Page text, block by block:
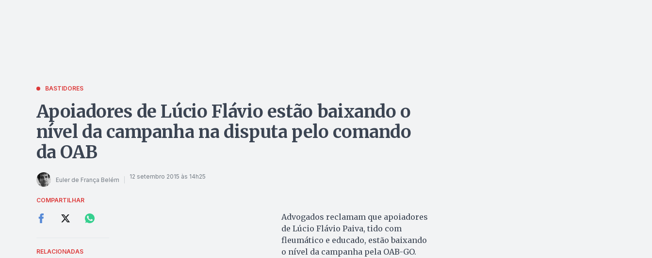
BASTIDORES
Apoiadores de Lúcio Flávio estão baixando o
nível da campanha na disputa pelo comando
da OAB
Euler de França Belém 12 setembro 2015 às 14h25
COMPARTILHAR
RELACIONADAS
Advogados reclamam que apoiadores
de Lúcio Flávio Paiva, tido com
fleumático e educado, estão baixando
o nível da campanha pela OAB-GO.